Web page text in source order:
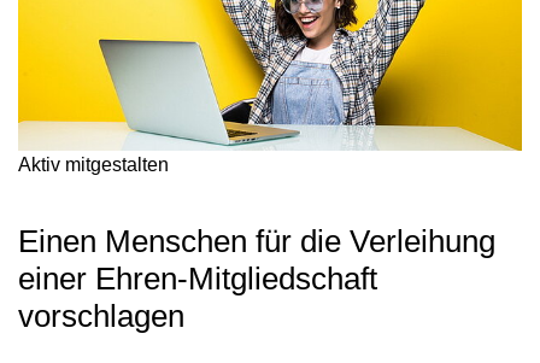
Aktiv mitgestalten
Einen Menschen für die Verleihung
einer Ehren-Mitgliedschaft
vorschlagen